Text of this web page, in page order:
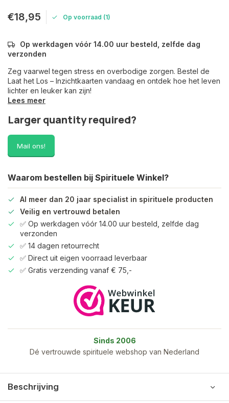
€18,95 Op voorraad (1)
Op werkdagen vóór 14.00 uur besteld, zelfde dag
verzonden
Zeg vaarwel tegen stress en overbodige zorgen. Bestel de
Laat het Los – Inzichtkaarten vandaag en ontdek hoe het leven
lichter en leuker kan zijn!
Lees meer
Larger quantity required?
Mail ons!
Waarom bestellen bij Spirituele Winkel?
Al meer dan 20 jaar specialist in spirituele producten
Veilig en vertrouwd betalen
✅ Op werkdagen vóór 14.00 uur besteld, zelfde dag
verzonden
✅ 14 dagen retourrecht
✅ Direct uit eigen voorraad leverbaar
✅ Gratis verzending vanaf € 75,-
Sinds 2006
Dé vertrouwde spirituele webshop van Nederland
Beschrijving